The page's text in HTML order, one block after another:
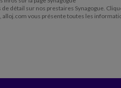
détail sur nos prestaires Synagogue.
, alloj.com vous présente toutes les